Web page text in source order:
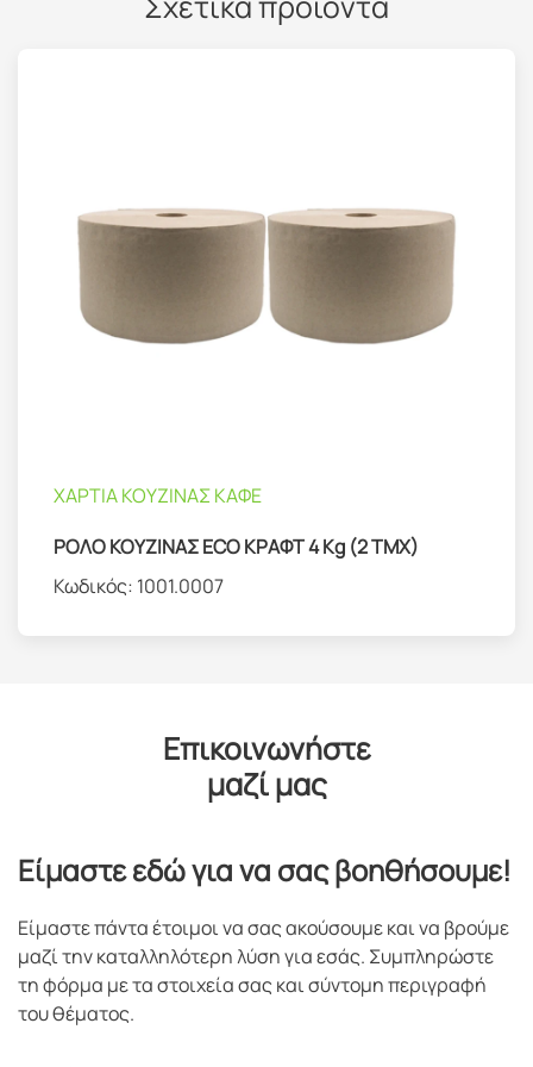
ΧΑΡΤΙΑ ΚΟΥΖΙΝΑΣ ΚΑΦΕ
ΡΟΛΟ ΚΟΥΖΙΝΑΣ ECO ΚΡΑΦΤ 4 Kg (2 TMX)
Κωδικός: 1001.0007
Επικοινωνήστε
μαζί μας
Είμαστε εδώ για να σας βοηθήσουμε!
Είμαστε πάντα έτοιμοι να σας ακούσουμε και να βρούμε
μαζί την καταλληλότερη λύση για εσάς. Συμπληρώστε
τη φόρμα με τα στοιχεία σας και σύντομη περιγραφή
του θέματος.